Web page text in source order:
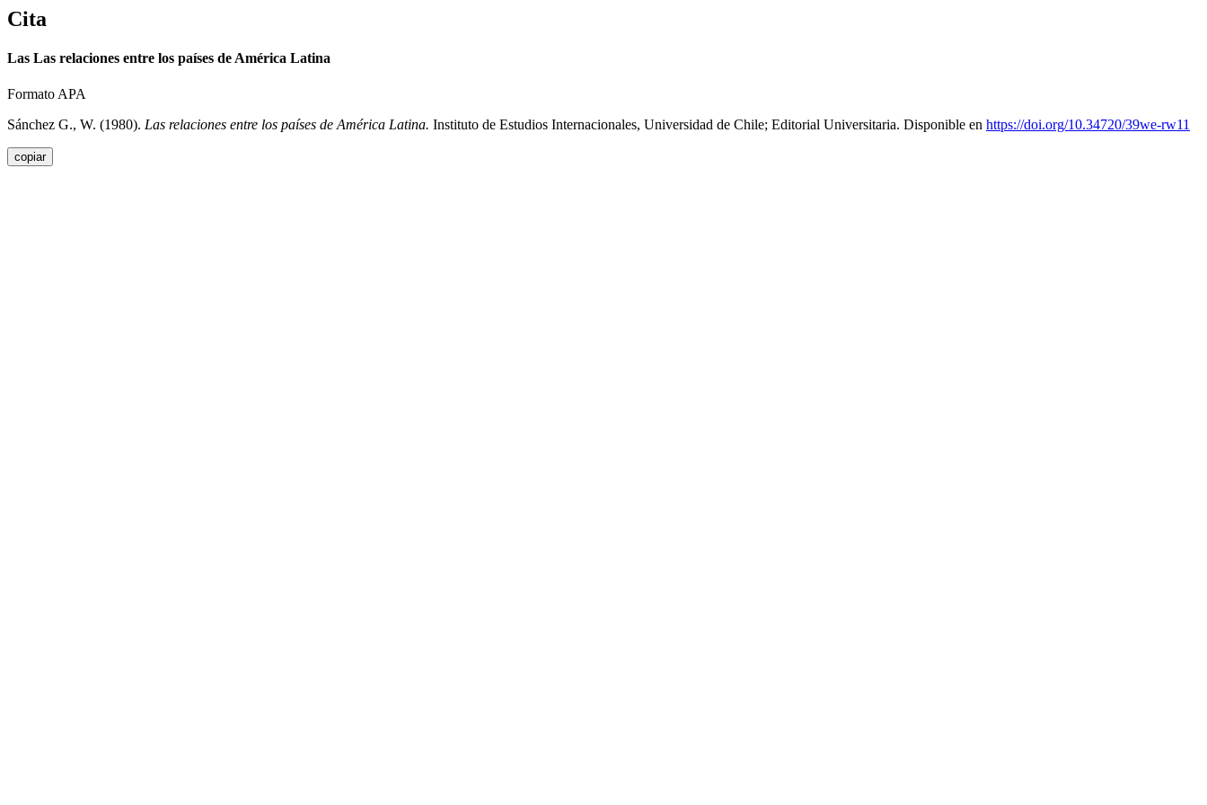
Cita
Las Las relaciones entre los países de América Latina
Formato APA
Sánchez G., W. (1980). Las relaciones entre los países de América Latina. Instituto de Estudios Internacionales, Universidad de Chile; Editorial Universitaria. Disponible en https://doi.org/10.34720/39we-rw11
copiar